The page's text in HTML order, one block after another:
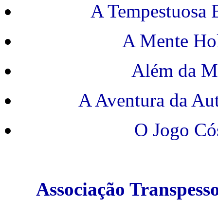
A Tempestuosa
A Mente
Além da
A Aventura da
O Jogo
Associação